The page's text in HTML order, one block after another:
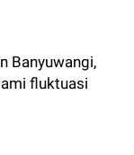
Banyuwangi,
fluktuasi